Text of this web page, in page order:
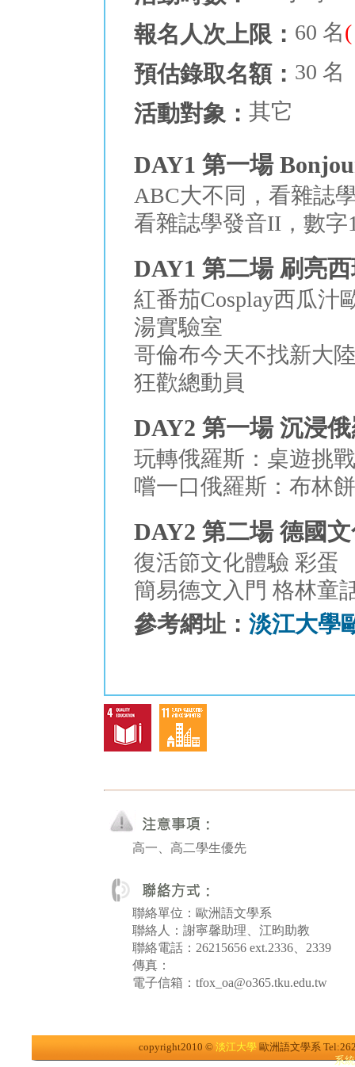
報名人次上限： 60 名
預估錄取名額： 30 名
活動對象： 其它
DAY1 第一場
ABC大不同，看雜誌
看雜誌學發音II，數字
DAY1 第二場 刷亮
紅番茄Cosplay西瓜汁
湯實驗室
哥倫布今天不找新大
狂歡總動員
DAY2 第一場 沉浸
玩轉俄羅斯：桌遊挑
嚐一口俄羅斯：布林
DAY2 第二場 德國
復活節文化體驗 彩蛋
簡易德文入門 格林童
參考網址： 淡江大學
高一、高二學生優先
聯絡單位：歐洲語文學系
聯絡人：謝寧馨助理、江昀助教
聯絡電話：26215656 ext.2336、2339
傳真：
電子信箱：tfox_oa@o365.tku.edu.tw
copyright2010 © 淡江大學 歐洲語文學系
系